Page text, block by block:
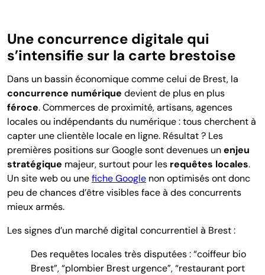
Une concurrence digitale qui
s’intensifie sur la carte brestoise
Dans un bassin économique comme celui de Brest, la
concurrence numérique devient de plus en plus
féroce. Commerces de proximité, artisans, agences
locales ou indépendants du numérique : tous cherchent à
capter une clientèle locale en ligne. Résultat ? Les
premières positions sur Google sont devenues unenjeu
stratégique majeur, surtout pour les requêtes locales.
Un site web ou unefiche Google non optimisés ont donc
peu de chances d’être visibles face à des concurrents
mieux armés.
Les signes d’un marché digital concurrentiel à Brest :
Des requêtes locales très disputées : “coiffeur bio
Brest”, “plombier Brest urgence”, “restaurant port